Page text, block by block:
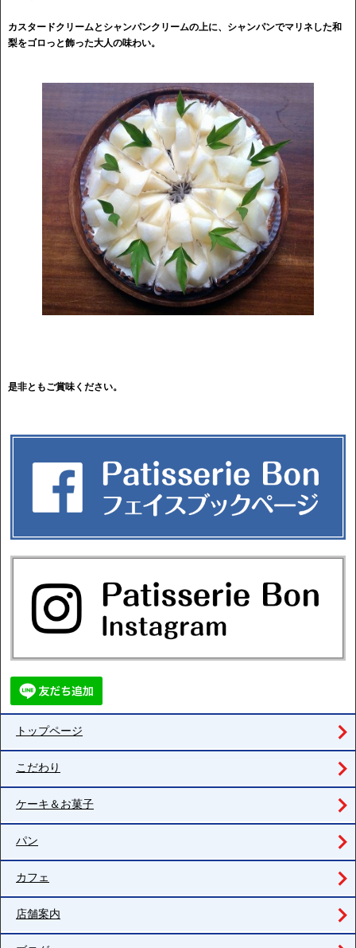
カスタードクリームとシャンパンクリームの上に、シャンパンでマリネした和
梨をゴロっと飾った大人の味わい。
是非ともご賞味ください。
トップページ
こだわり
ケーキ＆お菓子
パン
カフェ
店舗案内